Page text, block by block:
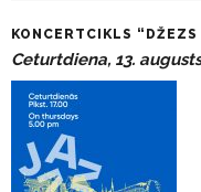
KONCERTCIKLS
Ceturtdiena, 13.